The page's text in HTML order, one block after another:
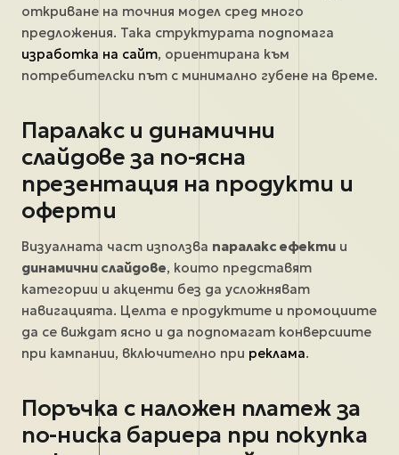
откриване на точния модел сред много
предложения. Така структурата подпомага
изработка на сайт, ориентирана към
потребителски път с минимално губене на време.
Паралакс и динамични
слайдове за по-ясна
презентация на продукти и
оферти
Визуалната част използва паралакс ефекти и
динамични слайдове, които представят
категории и акценти без да усложняват
навигацията. Целта е продуктите и промоциите
да се виждат ясно и да подпомагат конверсиите
при кампании, включително при реклама.
Поръчка с наложен платеж за
по-ниска бариера при покупка